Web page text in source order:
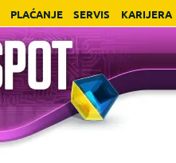
PLAĆANJE SERVIS KARIJERA